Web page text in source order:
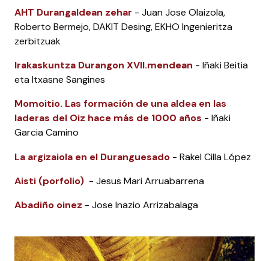
AHT Durangaldean zehar - Juan Jose Olaizola,
Roberto Bermejo, DAKIT Desing, EKHO Ingenieritza
zerbitzuak
Irakaskuntza Durangon XVII.mendean - Iñaki Beitia
eta Itxasne Sangines
Momoitio. Las formación de una aldea en las
laderas del Oiz hace más de 1000 años - Iñaki
Garcia Camino
La argizaiola en el Duranguesado - Rakel Cilla López
Aisti (porfolio) - Jesus Mari Arruabarrena
Abadiño oinez - Jose Inazio Arrizabalaga